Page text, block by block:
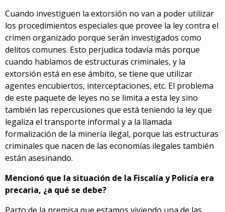
Cuando investiguen la extorsión no van a poder utilizar
los procedimientos especiales que provee la ley contra el
crimen organizado porque serán investigados como
delitos comunes. Esto perjudica todavía más porque
cuando hablamos de estructuras criminales, y la
extorsión está en ese ámbito, se tiene que utilizar
agentes encubiertos, interceptaciones, etc. El problema
de este paquete de leyes no se limita a esta ley sino
también las repercusiones que está teniendo la ley que
legaliza el transporte informal y a la llamada
formalización de la minería ilegal, porque las estructuras
criminales que nacen de las economías ilegales también
están asesinando.
Mencionó que la situación de la Fiscalía y Policía era
precaria, ¿a qué se debe?